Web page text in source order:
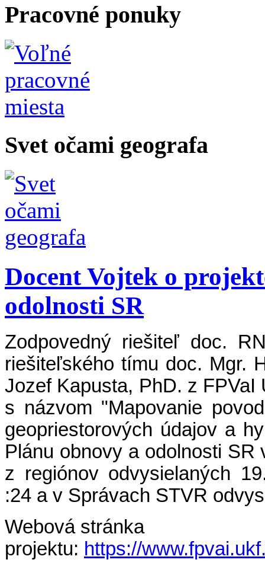
Pracovné ponuky
Svet očami geografa
Docent Vojtek o
odolnosti SR
Zodpovedný riešiteľ doc.
riešiteľského tímu doc. Mgr.
Jozef Kapusta, PhD. z
s názvom "Mapovanie
geopriestorových údajov a
Plánu obnovy a odolnosti
z regiónov odvysielaných
:24 a v Správach STVR
Webová stránka
projektu: https://